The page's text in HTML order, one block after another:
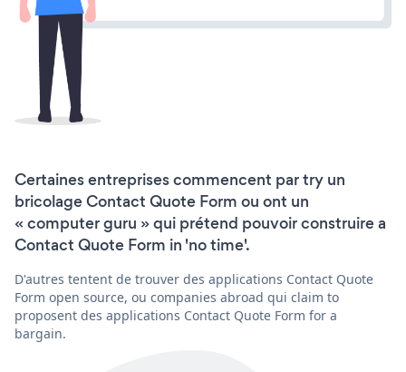
Certaines entreprises commencent par try un
bricolage Contact Quote Form ou ont un
« computer guru » qui prétend pouvoir construire a
Contact Quote Form in 'no time'.
D'autres tentent de trouver des applications Contact Quote
Form open source, ou companies abroad qui claim to
proposent des applications Contact Quote Form for a
bargain.